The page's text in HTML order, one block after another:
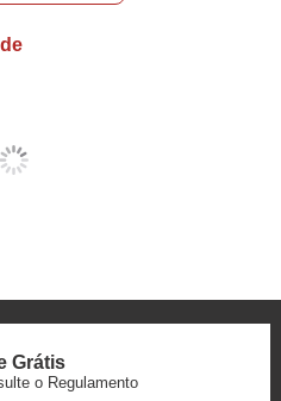
Grátis
o Regulamento